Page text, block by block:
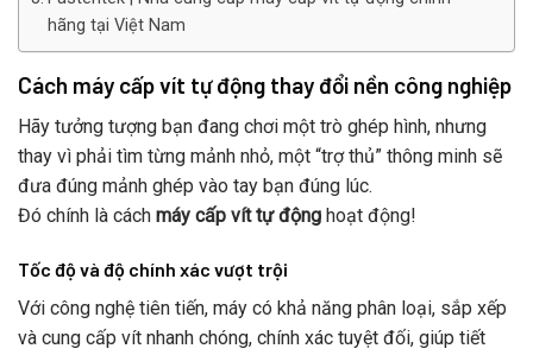
hãng tại Việt Nam
Cách máy cấp vít tự động thay đổi nền công nghiệp
Hãy tưởng tượng bạn đang chơi một trò ghép hình, nhưng
thay vì phải tìm từng mảnh nhỏ, một “trợ thủ” thông minh sẽ
đưa đúng mảnh ghép vào tay bạn đúng lúc.
Đó chính là cách máy cấp vít tự động hoạt động!
Tốc độ và độ chính xác vượt trội
Với công nghệ tiên tiến, máy có khả năng phân loại, sắp xếp
và cung cấp vít nhanh chóng, chính xác tuyệt đối, giúp tiết